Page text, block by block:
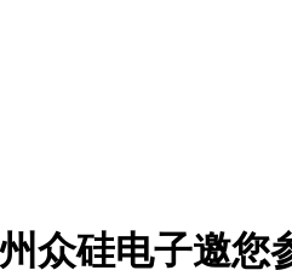
州众硅电子邀